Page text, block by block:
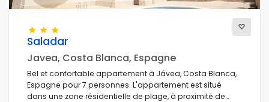
Retour aux locations à court terme
Services populaires
Conditions
Saladar
Javea, Costa Blanca, Espagne
Bel et confortable appartement à Jávea, Costa Blanca,
Espagne pour 7 personnes. L'appartement est situé
dans une zone résidentielle de plage, à proximité de